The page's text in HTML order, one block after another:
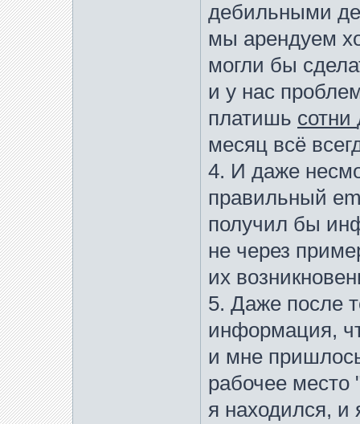
дебильными
мы арендуем
могли бы
и у нас
платишь сотни
месяц всё
4. И даже
правильный
получил бы
не через
их
5. Даже после
информация,
и мне
рабочее место
я находился, и